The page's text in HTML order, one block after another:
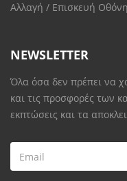
Αλλαγή / Επισκευή
NEWSLETTER
Όλα όσα δεν πρέπει να
και τις προσφορές των
εκπτώσεις και τα